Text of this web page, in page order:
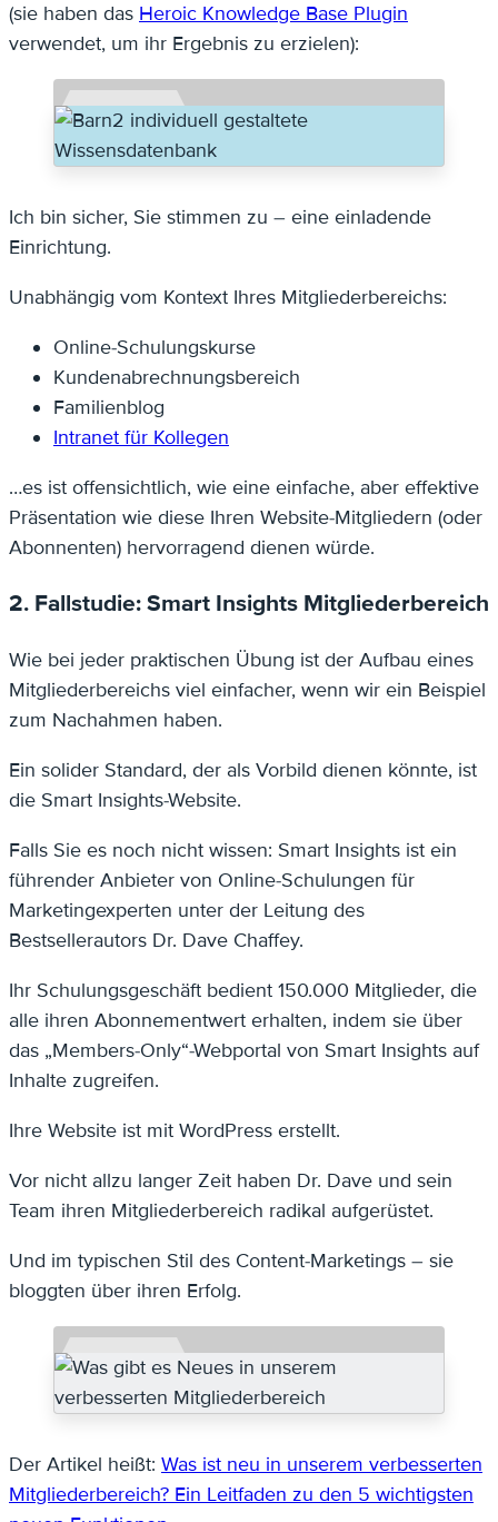
(sie haben das Heroic Knowledge Base Plugin
verwendet, um ihr Ergebnis zu erzielen):
Ich bin sicher, Sie stimmen zu – eine einladende
Einrichtung.
Unabhängig vom Kontext Ihres Mitgliederbereichs:
Online-Schulungskurse
Kundenabrechnungsbereich
Familienblog
Intranet für Kollegen
…es ist offensichtlich, wie eine einfache, aber effektive
Präsentation wie diese Ihren Website-Mitgliedern (oder
Abonnenten) hervorragend dienen würde.
2. Fallstudie: Smart Insights Mitgliederbereich
Wie bei jeder praktischen Übung ist der Aufbau eines
Mitgliederbereichs viel einfacher, wenn wir ein Beispiel
zum Nachahmen haben.
Ein solider Standard, der als Vorbild dienen könnte, ist
die Smart Insights-Website.
Falls Sie es noch nicht wissen: Smart Insights ist ein
führender Anbieter von Online-Schulungen für
Marketingexperten unter der Leitung des
Bestsellerautors Dr. Dave Chaffey.
Ihr Schulungsgeschäft bedient 150.000 Mitglieder, die
alle ihren Abonnementwert erhalten, indem sie über
das „Members-Only“-Webportal von Smart Insights auf
Inhalte zugreifen.
Ihre Website ist mit WordPress erstellt.
Vor nicht allzu langer Zeit haben Dr. Dave und sein
Team ihren Mitgliederbereich radikal aufgerüstet.
Und im typischen Stil des Content-Marketings – sie
bloggten über ihren Erfolg.
Der Artikel heißt: Was ist neu in unserem verbesserten
Mitgliederbereich? Ein Leitfaden zu den 5 wichtigsten